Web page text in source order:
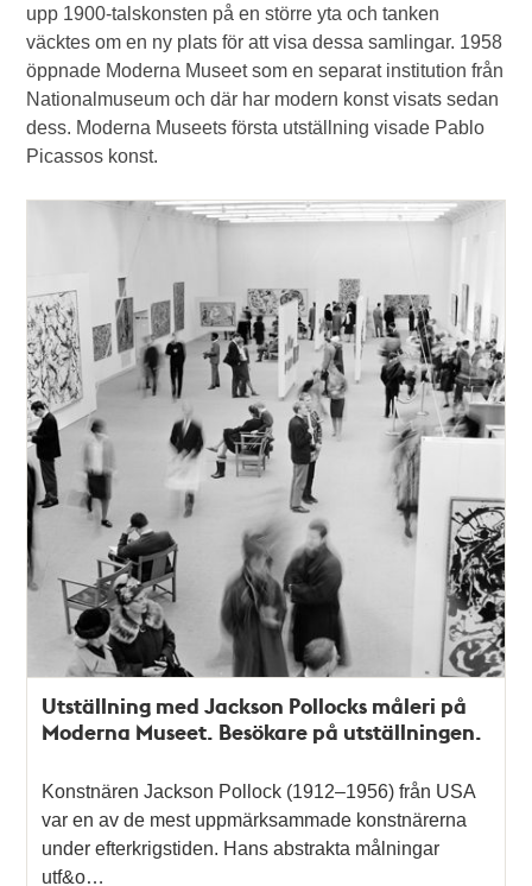
upp 1900-talskonsten på en större yta och tanken
väcktes om en ny plats för att visa dessa samlingar. 1958
öppnade Moderna Museet som en separat institution från
Nationalmuseum och där har modern konst visats sedan
dess. Moderna Museets första utställning visade Pablo
Picassos konst.
Utställning med Jackson Pollocks måleri på
Moderna Museet. Besökare på utställningen.
Konstnären Jackson Pollock (1912–1956) från USA
var en av de mest uppmärksammade konstnärerna
under efterkrigstiden. Hans abstrakta målningar
utf&o…